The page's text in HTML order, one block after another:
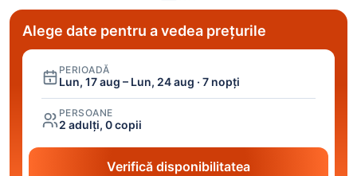
Alege date pentru a vedea prețurile
PERIOADĂ
Lun, 17 aug – Lun, 24 aug · 7 nopți
PERSOANE
2 adulți, 0 copii
Verifică disponibilitatea